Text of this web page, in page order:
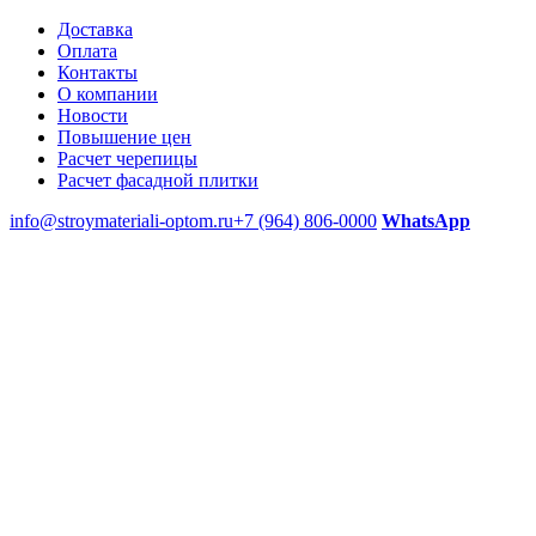
Доставка
Оплата
Контакты
О компании
Новости
Повышение цен
Расчет черепицы
Расчет фасадной плитки
info@stroymateriali-optom.ru+7 (964) 806-0000 WhatsApp